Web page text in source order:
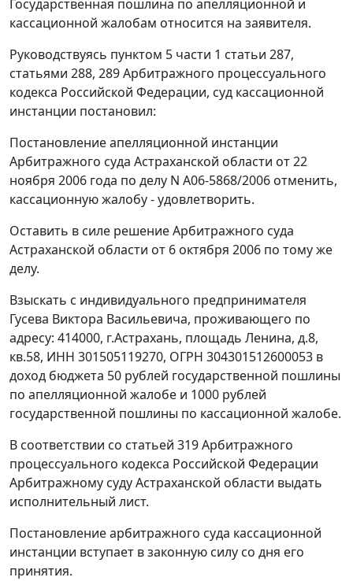
Государственная пошлина по апелляционной и
кассационной жалобам относится на заявителя.
Руководствуясь пунктом 5 части 1 статьи 287,
статьями 288, 289Арбитражного процессуального
кодекса Российской Федерации, суд кассационной
инстанции постановил:
Постановление апелляционной инстанции
Арбитражного суда Астраханской области от 22
ноября 2006 года по делу N А06-5868/2006 отменить,
кассационную жалобу - удовлетворить.
Оставить в силе решение Арбитражного суда
Астраханской области от 6 октября 2006 по тому же
делу.
Взыскать с индивидуального предпринимателя
Гусева Виктора Васильевича, проживающего по
адресу: 414000, г.Астрахань, площадь Ленина, д.8,
кв.58, ИНН 301505119270, ОГРН 304301512600053 в
доход бюджета 50 рублей государственной пошлины
по апелляционной жалобе и 1000 рублей
государственной пошлины по кассационной жалобе.
В соответствии со статьей 319 Арбитражного
процессуального кодекса Российской Федерации
Арбитражному суду Астраханской области выдать
исполнительный лист.
Постановление арбитражного суда кассационной
инстанции вступает в законную силу со дня его
принятия.